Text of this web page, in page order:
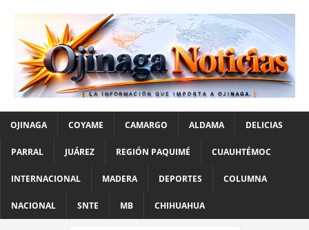
OJINAGA COYAME CAMARGO ALDAMA DELICIAS
PARRAL JUÁREZ REGIÓN PAQUIMÉ CUAUHTÉMOC
INTERNACIONAL MADERA DEPORTES COLUMNA
NACIONAL SNTE MB CHIHUAHUA